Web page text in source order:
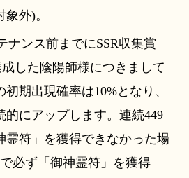
外)。
ナンス前までにSSR収集賞
した陰陽師様につきまして
期出現確率は10%となり、
的にアップします。連続449
霊符」を獲得できなかった場
必ず「御神霊符」を獲得